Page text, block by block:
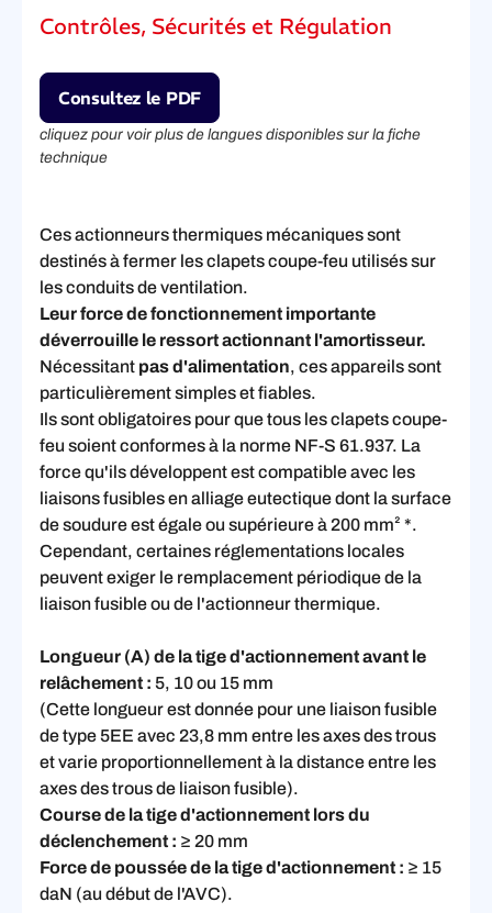
Contrôles, Sécurités et Régulation
Consultez le PDF
cliquez pour voir plus de langues disponibles sur la fiche
technique
Ces actionneurs thermiques mécaniques sont
destinés à fermer les clapets coupe-feu utilisés sur
les conduits de ventilation.
Leur force de fonctionnement importante
déverrouille le ressort actionnant l'amortisseur.
Nécessitant pas d'alimentation, ces appareils sont
particulièrement simples et fiables.
Ils sont obligatoires pour que tous les clapets coupe-
feu soient conformes à la norme NF-S 61.937. La
force qu'ils développent est compatible avec les
liaisons fusibles en alliage eutectique dont la surface
de soudure est égale ou supérieure à 200 mm² *.
Cependant, certaines réglementations locales
peuvent exiger le remplacement périodique de la
liaison fusible ou de l'actionneur thermique.
Longueur (A) de la tige d'actionnement avant le
relâchement : 5, 10 ou 15 mm
(Cette longueur est donnée pour une liaison fusible
de type 5EE avec 23,8 mm entre les axes des trous
et varie proportionnellement à la distance entre les
axes des trous de liaison fusible).
Course de la tige d'actionnement lors du
déclenchement : ≥ 20 mm
Force de poussée de la tige d'actionnement : ≥ 15
daN (au début de l'AVC).